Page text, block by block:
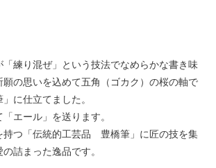
「練り混ぜ」という技法でなめらかな書き味
の思いを込めて五角（ゴカク）の桜の軸で
に仕立てました。
エール」を送ります。
持つ「伝統的工芸品 豊橋筆」に匠の技を集
詰まった逸品です。